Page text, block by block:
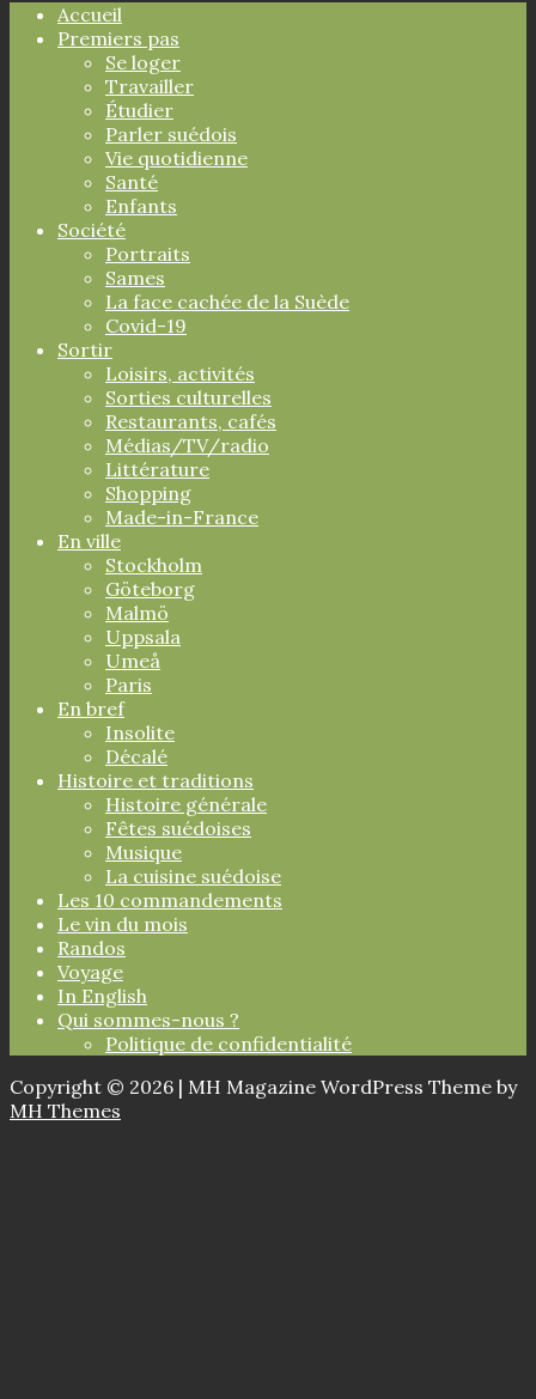
Accueil
Premiers pas
Se loger
Travailler
Étudier
Parler suédois
Vie quotidienne
Santé
Enfants
Société
Portraits
Sames
La face cachée de la Suède
Covid-19
Sortir
Loisirs, activités
Sorties culturelles
Restaurants, cafés
Médias/TV/radio
Littérature
Shopping
Made-in-France
En ville
Stockholm
Göteborg
Malmö
Uppsala
Umeå
Paris
En bref
Insolite
Décalé
Histoire et traditions
Histoire générale
Fêtes suédoises
Musique
La cuisine suédoise
Les 10 commandements
Le vin du mois
Randos
Voyage
In English
Qui sommes-nous ?
Politique de confidentialité
Copyright © 2026 | MH Magazine WordPress Theme by
MH Themes